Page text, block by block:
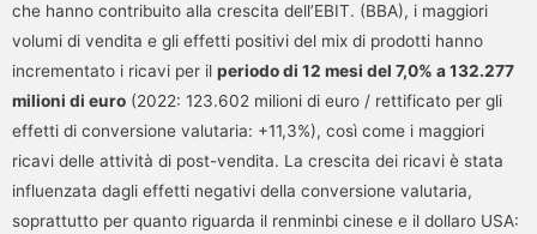
che hanno contribuito alla crescita dell’EBIT. (BBA), i maggiori
volumi di vendita e gli effetti positivi del mix di prodotti hanno
incrementato i ricavi per il periodo di 12 mesi del 7,0% a 132.277
milioni di euro (2022: 123.602 milioni di euro / rettificato per gli
effetti di conversione valutaria: +11,3%), così come i maggiori
ricavi delle attività di post-vendita. La crescita dei ricavi è stata
influenzata dagli effetti negativi della conversione valutaria,
soprattutto per quanto riguarda il renminbi cinese e il dollaro USA: